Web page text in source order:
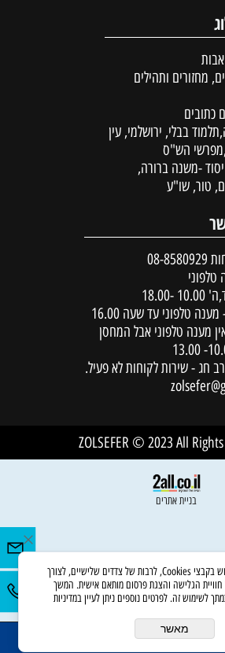
הוסף לסל
מחזורים ותהילים
כתובים
בבלי, ירושלמי, עין
הש"ס
-משנה ברורה,
טור, שו"ע
08-8580929
טלפוני עד שעה 16.00
מענה טלפוני אבל המחסן
חג - שירות לקוחות לא פעיל.
ZOLSEFER © 2023 All
בניית אתרים
לידיעתך, באתרנו נעשה שימוש בקבצי Cookies, לרבות של צדדים שלישיים, לצורך
הגלישה והצגת פרסום מותאם אישית. המשך
לשימוש זה. לפרטים נוספים ניתן לעיין במדיניות
מאשר